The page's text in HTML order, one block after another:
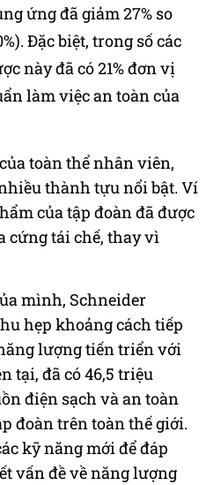
ứng đã giảm 27% so
Đặc biệt, trong số các
này đã có 21% đơn vị
làm việc an toàn của
toàn thể nhân viên,
thành tựu nổi bật. Ví
của tập đoàn đã được
cứng tái chế, thay vì
mình, Schneider
hẹp khoảng cách tiếp
lượng tiến triển với
tại, đã có 46,5 triệu
điện sạch và an toàn
đoàn trên toàn thế giới.
kỹ năng mới để đáp
vấn đề về năng lượng